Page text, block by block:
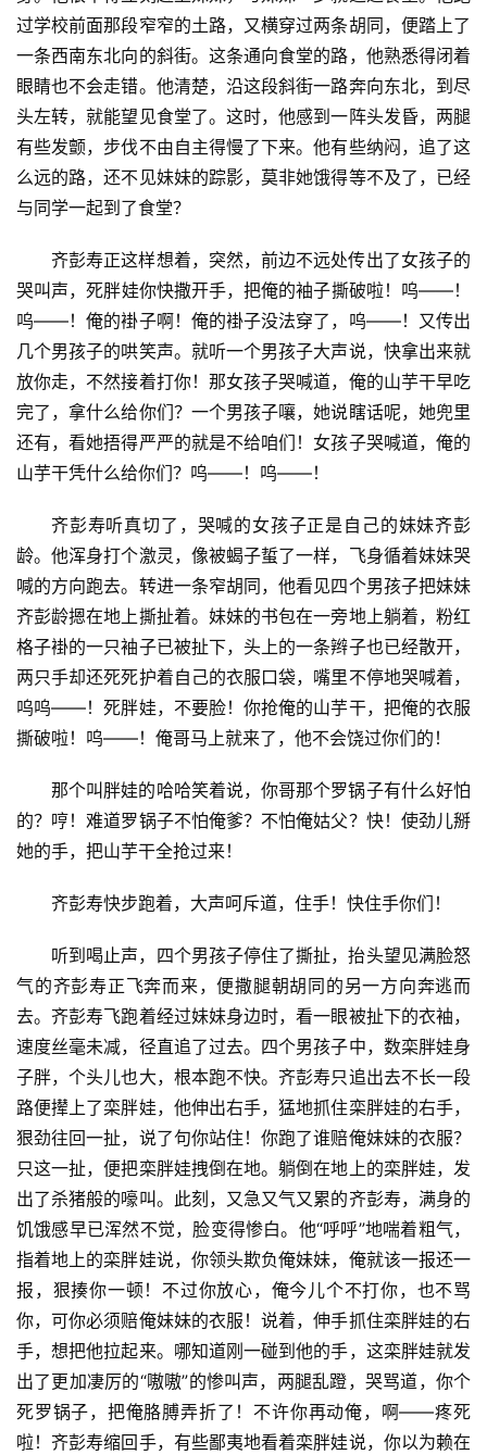
过学校前面那段窄窄的土路，又横穿过两条胡同，便踏上了
一条西南东北向的斜街。这条通向食堂的路，他熟悉得闭着
眼睛也不会走错。他清楚，沿这段斜街一路奔向东北，到尽
头左转，就能望见食堂了。这时，他感到一阵头发昏，两腿
有些发颤，步伐不由自主得慢了下来。他有些纳闷，追了这
么远的路，还不见妹妹的踪影，莫非她饿得等不及了，已经
与同学一起到了食堂？
齐彭寿正这样想着，突然，前边不远处传出了女孩子的
哭叫声，死胖娃你快撒开手，把俺的袖子撕破啦！呜——！
呜——！俺的褂子啊！俺的褂子没法穿了，呜——！又传出
几个男孩子的哄笑声。就听一个男孩子大声说，快拿出来就
放你走，不然接着打你！那女孩子哭喊道，俺的山芋干早吃
完了，拿什么给你们？一个男孩子嚷，她说瞎话呢，她兜里
还有，看她捂得严严的就是不给咱们！女孩子哭喊道，俺的
山芋干凭什么给你们？呜——！呜——！
齐彭寿听真切了，哭喊的女孩子正是自己的妹妹齐彭
龄。他浑身打个激灵，像被蝎子蜇了一样，飞身循着妹妹哭
喊的方向跑去。转进一条窄胡同，他看见四个男孩子把妹妹
齐彭龄摁在地上撕扯着。妹妹的书包在一旁地上躺着，粉红
格子褂的一只袖子已被扯下，头上的一条辫子也已经散开，
两只手却还死死护着自己的衣服口袋，嘴里不停地哭喊着，
呜呜——！死胖娃，不要脸！你抢俺的山芋干，把俺的衣服
撕破啦！呜——！俺哥马上就来了，他不会饶过你们的！
那个叫胖娃的哈哈笑着说，你哥那个罗锅子有什么好怕
的？哼！难道罗锅子不怕俺爹？不怕俺姑父？快！使劲儿掰
她的手，把山芋干全抢过来！
齐彭寿快步跑着，大声呵斥道，住手！快住手你们！
听到喝止声，四个男孩子停住了撕扯，抬头望见满脸怒
气的齐彭寿正飞奔而来，便撒腿朝胡同的另一方向奔逃而
去。齐彭寿飞跑着经过妹妹身边时，看一眼被扯下的衣袖，
速度丝毫未减，径直追了过去。四个男孩子中，数栾胖娃身
子胖，个头儿也大，根本跑不快。齐彭寿只追出去不长一段
路便撵上了栾胖娃，他伸出右手，猛地抓住栾胖娃的右手，
狠劲往回一扯，说了句你站住！你跑了谁赔俺妹妹的衣服？
只这一扯，便把栾胖娃拽倒在地。躺倒在地上的栾胖娃，发
出了杀猪般的嚎叫。此刻，又急又气又累的齐彭寿，满身的
饥饿感早已浑然不觉，脸变得惨白。他“呼呼”地喘着粗气，
指着地上的栾胖娃说，你领头欺负俺妹妹，俺就该一报还一
报，狠揍你一顿！不过你放心，俺今儿个不打你，也不骂
你，可你必须赔俺妹妹的衣服！说着，伸手抓住栾胖娃的右
手，想把他拉起来。哪知道刚一碰到他的手，这栾胖娃就发
出了更加凄厉的“嗷嗷”的惨叫声，两腿乱蹬，哭骂道，你个
死罗锅子，把俺胳膊弄折了！不许你再动俺，啊——疼死
啦！齐彭寿缩回手，有些鄙夷地看着栾胖娃说，你以为赖在